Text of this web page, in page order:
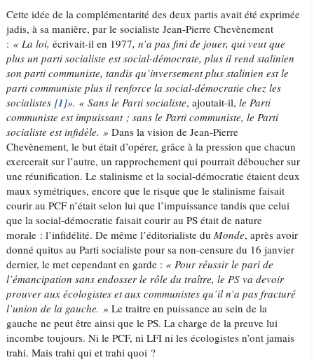
Cette idée de la complémentarité des deux partis avait été exprimée
jadis, à sa manière, par le socialiste Jean-Pierre Chevènement
: « La loi,écrivait-il en 1977, n’a pas fini de jouer, qui veut que
plus un parti socialiste est social-démocrate, plus il rend stalinien
son parti communiste, tandis qu’inversement plus stalinien est le
parti communiste plus il renforce la social-démocratie chez les
socialistes[1]». « Sans le Parti socialiste, ajoutait-il, le Parti
communiste est impuissant ; sans le Parti communiste, le Parti
socialiste est infidèle. » Dans la vision de Jean-Pierre
Chevènement, le but était d’opérer, grâce à la pression que chacun
exercerait sur l’autre, un rapprochement qui pourrait déboucher sur
une réunification. Le stalinisme et la social-démocratie étaient deux
maux symétriques, encore que le risque que le stalinisme faisait
courir au PCF n’était selon lui que l’impuissance tandis que celui
que la social-démocratie faisait courir au PS était de nature
morale : l’infidélité. De même l’éditorialiste duMonde, après avoir
donné quitus au Parti socialiste pour sa non-censure du 16 janvier
dernier, le met cependant en garde : « Pour réussir le pari de
l’émancipation sans endosser le rôle du traître, le PS va devoir
prouver aux écologistes et aux communistes qu’il n’a pas fracturé
l’union de la gauche. » Le traitre en puissance au sein de la
gauche ne peut être ainsi que le PS. La charge de la preuve lui
incombe toujours. Ni le PCF, ni LFI ni les écologistes n’ont jamais
trahi. Mais trahi qui et trahi quoi ?